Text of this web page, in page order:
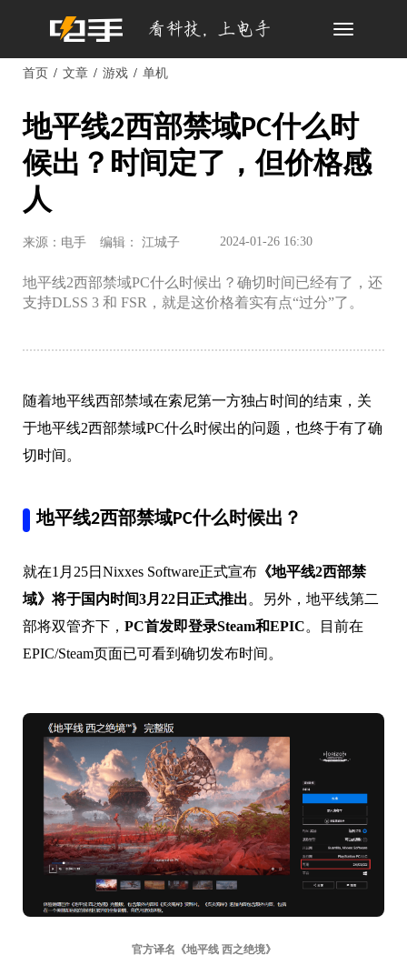
Toggle
首页 文章 游戏 单机
地平线2西部禁域PC什么时
候出？时间定了，但价格感
人
来源：电手 编辑： 江城子 2024-01-26 16:30
地平线2西部禁域PC什么时候出？确切时间已经有了，还
支持DLSS 3 和 FSR，就是这价格着实有点“过分”了。
随着地平线西部禁域在索尼第一方独占时间的结束，关
于地平线2西部禁域PC什么时候出的问题，也终于有了确
切时间。
地平线2西部禁域PC什么时候出？
就在1月25日Nixxes Software正式宣布 《地平线2西部禁
域》将于国内时间3月22日正式推出。另外，地平线第二
部将双管齐下， PC首发即登录Steam和EPIC。目前在
EPIC/Steam页面已可看到确切发布时间。
官方译名 《地平线 西之绝境》